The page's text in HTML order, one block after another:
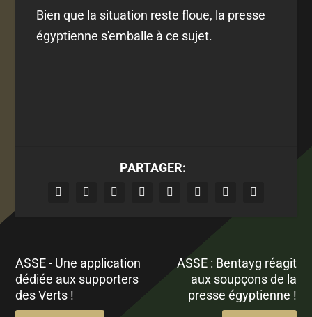
Bien que la situation reste floue, la presse
égyptienne s'emballe à ce sujet.
PARTAGER:
ASSE - Une application
dédiée aux supporters
des Verts !
ASSE : Bentayg réagit
aux soupçons de la
presse égyptienne !